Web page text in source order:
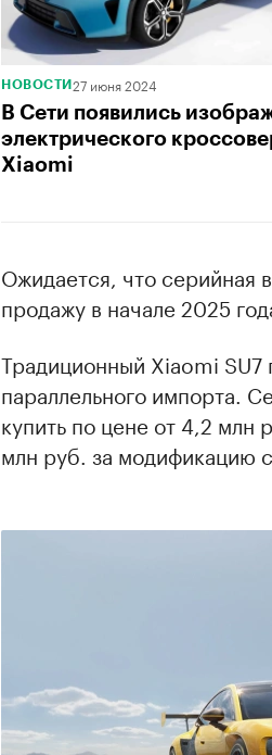
НОВОСТИ 27 июня 2024
В Сети появились
электрического
Xiaomi
Ожидается, что серийная
продажу в начале 2025
Традиционный Xiaomi
параллельного импорта.
купить по цене от 4,2 млн
млн руб. за модификацию